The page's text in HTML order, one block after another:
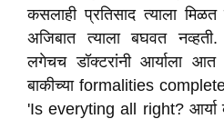
कसलाही प्रतिसाद त्याला मिळत
अजिबात त्याला बघवत
लगेचच डॉक्टरांनी आर्याला
बाकीच्या formalities
'Is everyting all right?